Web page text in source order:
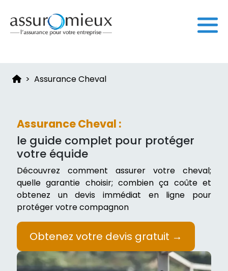
Assurance Cheval
Assurance Cheval :
le guide complet pour protéger
votre équide
Découvrez comment assurer votre cheval;
quelle garantie choisir; combien ça coûte et
obtenez un devis immédiat en ligne pour
protéger votre compagnon
Obtenez votre devis gratuit →